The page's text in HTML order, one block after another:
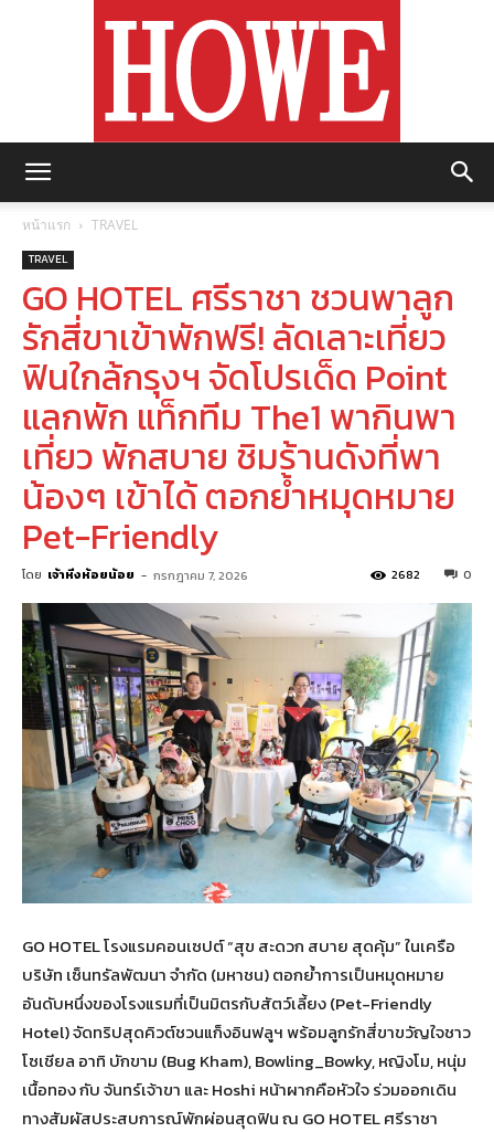
หน้าแรก TRAVEL
TRAVEL
GO HOTEL ศรีราชา ชวนพาลูก
รักสี่ขาเข้าพักฟรี! ลัดเลาะเที่ยว
ฟินใกล้กรุงฯ จัดโปรเด็ด Point
แลกพัก แท็กทีม The1 พากินพา
เที่ยว พักสบาย ชิมร้านดังที่พา
น้องๆ เข้าได้ ตอกย้ำหมุดหมาย
Pet-Friendly
โดย เจ้าหิ่งห้อยน้อย - กรกฎาคม 7, 2026 0
2682
GO HOTEL โรงแรมคอนเซปต์ “สุข สะดวก สบาย สุดคุ้ม” ในเครือ
บริษัท เซ็นทรัลพัฒนา จำกัด (มหาชน) ตอกย้ำการเป็นหมุดหมาย
อันดับหนึ่งของโรงแรมที่เป็นมิตรกับสัตว์เลี้ยง (Pet-Friendly
Hotel) จัดทริปสุดคิวต์ชวนแก็งอินฟลูฯ พร้อมลูกรักสี่ขาขวัญใจชาว
โซเชียล อาทิ บักขาม (Bug Kham), Bowling_Bowky, หญิงโม, หนุ่ม
เนื้อทอง กับ จันทร์เจ้าขา และ Hoshi หน้าผากคือหัวใจ ร่วมออกเดิน
ทางสัมผัสประสบการณ์พักผ่อนสุดฟิน ณ GO HOTEL ศรีราชา